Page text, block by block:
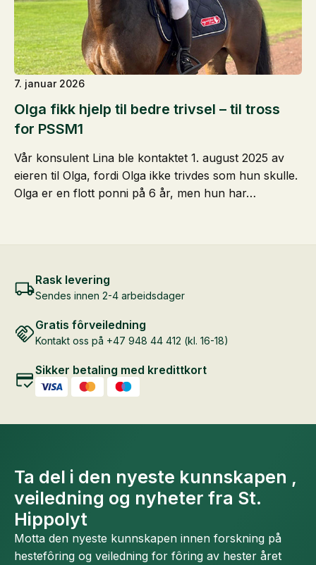
Olga fikk hjelp til bedre trivsel – til tross
for PSSM1
7. januar 2026
Vår konsulent Lina ble kontaktet 1. august 2025 av
eieren til Olga, fordi Olga ikke trivdes som hun skulle.
Olga er en flott ponni på 6 år, men hun har…
Rask levering
Sendes innen 2-4 arbeidsdager
Gratis fôrveiledning
Kontakt oss på +47 948 44 412 (kl. 16-18)
Sikker betaling med kredittkort
Ta del i den nyeste kunnskapen ,
veiledning og nyheter fra St.
Hippolyt
Motta den nyeste kunnskapen innen forskning på
hestefôring og veiledning for fôring av hester året